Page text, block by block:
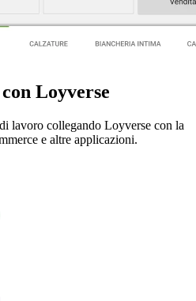
Loyverse
lavoro collegando Loyverse con la
e altre applicazioni.